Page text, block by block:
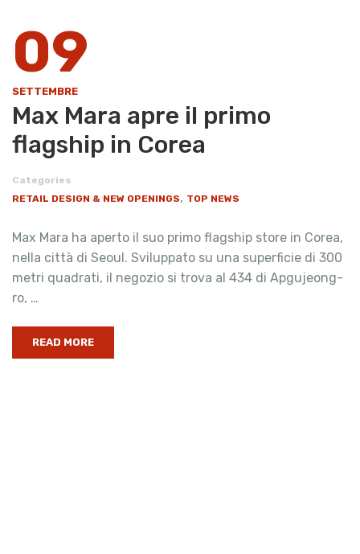
09
SETTEMBRE
Max Mara apre il primo
flagship in Corea
Categories
RETAIL DESIGN & NEW OPENINGS, TOP NEWS
Max Mara ha aperto il suo primo flagship store in Corea,
nella città di Seoul. Sviluppato su una superficie di 300
metri quadrati, il negozio si trova al 434 di Apgujeong-
ro, …
READ MORE